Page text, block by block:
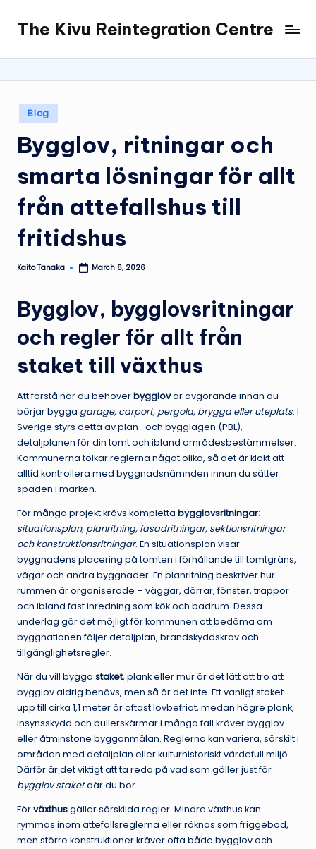
content
The Kivu Reintegration Centre
Posted
in
Blog
Bygglov, ritningar och
smarta lösningar för allt
från attefallshus till
fritidshus
Posted
Kaito Tanaka March 6, 2026
Bygglov, bygglovsritningar
och regler för allt från
staket till växthus
Att förstå när du behöverbygglovär avgörande innan du
börjar bygga garage, carport, pergola, brygga eller uteplats. I
Sverige styrs detta av plan- och bygglagen (PBL),
detaljplanen för din tomt och ibland områdesbestämmelser.
Kommunerna tolkar reglerna något olika, så det är klokt att
alltid kontrollera med byggnadsnämnden innan du sätter
spaden i marken.
För många projekt krävs kompletta bygglovsritningar:
situationsplan, planritning, fasadritningar, sektionsritningar
och konstruktionsritningar. En situationsplan visar
byggnadens placering på tomten i förhållande till tomtgräns,
vägar och andra byggnader. En planritning beskriver hur
rummen är organiserade – väggar, dörrar, fönster, trappor
och ibland fast inredning som kök och badrum. Dessa
underlag gör det möjligt för kommunen att bedöma om
byggnationen följer detaljplan, brandskyddskrav och
tillgänglighetsregler.
När du vill bygga staket, plank eller mur är det lätt att tro att
bygglov aldrig behövs, men så är det inte. Ett vanligt staket
upp till cirka 1,1 meter är oftast lovbefriat, medan högre plank,
insynsskydd och bullerskärmar i många fall kräver bygglov
eller åtminstone bygganmälan. Reglerna kan variera, särskilt i
områden med detaljplan eller kulturhistoriskt värdefull miljö.
Därför är det viktigt att ta reda på vad som gäller just för
bygglov staketdär du bor.
Förväxthusgäller särskilda regler. Mindre växthus kan
rymmas inom attefallsreglerna eller räknas som friggebod,
men större konstruktioner kräver ofta både bygglov och